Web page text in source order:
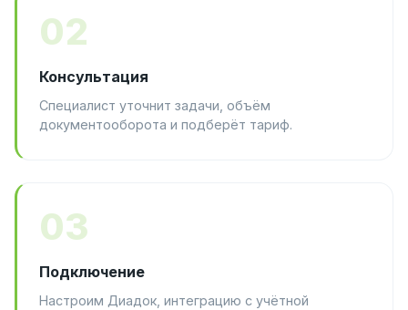
02
Консультация
Специалист уточнит задачи, объём
документооборота и подберёт тариф.
03
Подключение
Настроим Диадок, интеграцию с учётной